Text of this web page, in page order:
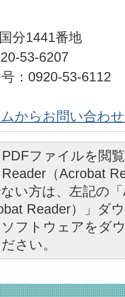
分1441番地
53-6207
：0920-53-6112
からお問い合わ
PDFファイルを閲
Reader（Acrobat
い方は、左記の
Reader）」ダ
フトウェアをダ
さい。